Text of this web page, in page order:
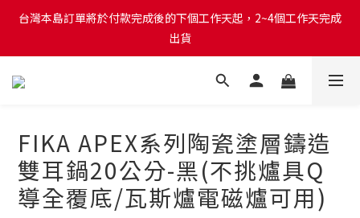
台灣本島訂單將於付款完成後的下個工作天起，2~4個工作天完成
出貨
台灣本島訂單將於付款完成後的下個工作天起，2~4個工作天完成
出貨
台灣本島消費滿$999免運費
台灣本島訂單將於付款完成後的下個工作天起，2~4個工作天完成
出貨
FIKA APEX系列陶瓷塗層鑄造
雙耳鍋20公分-黑(不挑爐具Q
導全覆底/瓦斯爐電磁爐可用)